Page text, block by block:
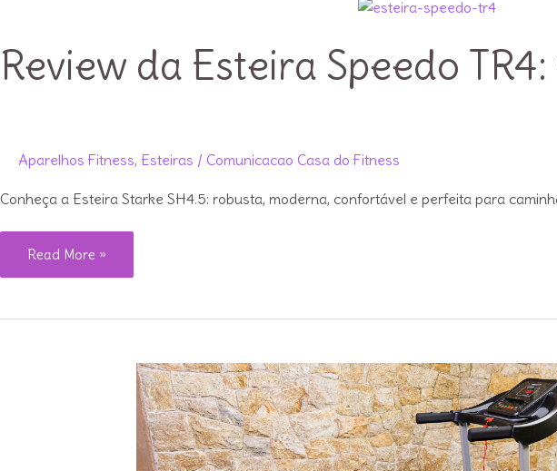
presenteie
com
Review da Esteira Speedo
Aparelhos Fitness, Esteiras / Comunicacao Casa do Fitness
Conheça a Esteira Starke SH4.5: robusta, moderna, confortável e perfeita para
Review
da
Read More »